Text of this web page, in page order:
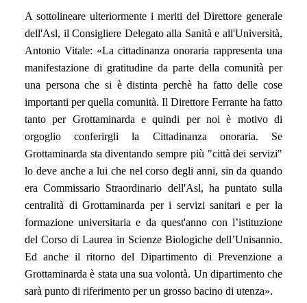
A sottolineare ulteriormente i meriti del Direttore generale
dell'Asl, il Consigliere Delegato alla Sanità e all'Università,
Antonio Vitale: «La cittadinanza onoraria rappresenta una
manifestazione di gratitudine da parte della comunità per
una persona che si è distinta perchè ha fatto delle cose
importanti per quella comunità. Il Direttore Ferrante ha fatto
tanto per Grottaminarda e quindi per noi è motivo di
orgoglio conferirgli la Cittadinanza onoraria. Se
Grottaminarda sta diventando sempre più "città dei servizi"
lo deve anche a lui che nel corso degli anni, sin da quando
era Commissario Straordinario dell'Asl, ha puntato sulla
centralità di Grottaminarda per i servizi sanitari e per la
formazione universitaria e da quest'anno con l’istituzione
del Corso di Laurea in Scienze Biologiche dell’Unisannio.
Ed anche il ritorno del Dipartimento di Prevenzione a
Grottaminarda è stata una sua volontà. Un dipartimento che
sarà punto di riferimento per un grosso bacino di utenza».